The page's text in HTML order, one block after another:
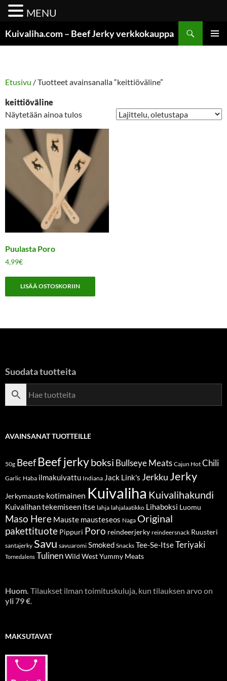
sisältöön
Kuivaliha.com – Beef Jerky verkkokauppa
Etusivu / Tuotteet avainsanalla “keittiöväline”
keittiöväline
Näytetään ainoa tulos
Puulasta Poro
4,99€
LISÄÄ OSTOSKORIIN
Suodata tuotteita
AVAINSANAT TUOTTEILLE
50g Beef Beef jerkyboksi Bullseye Meats Cajun Hot Chili
Garlic Haba ilmakuivattu Indiana Jack Link's Jerkku Jerky
Jerkymauste kotimainen Kuivaliha Kuivalihakundi
Kuivalihan tekemiseen itse lahja lahjalaatikko Lihaboksi Luomu
Maso Here Mauste mausteseos Naga Original
pakettituote Pippuri Poro reindeerjerky reindeersnack Ruusteri
santajerky Savu savuaromi Smoked Snacks Tee-Se-ItseTeriyaki
Tornedalens TulinenWild WestYummy Meats
Huom. Tilaukset ilman toimituskuluja, kun tilauksen arvo on
yli 79 €.
MAKSUTAVAT
MENU